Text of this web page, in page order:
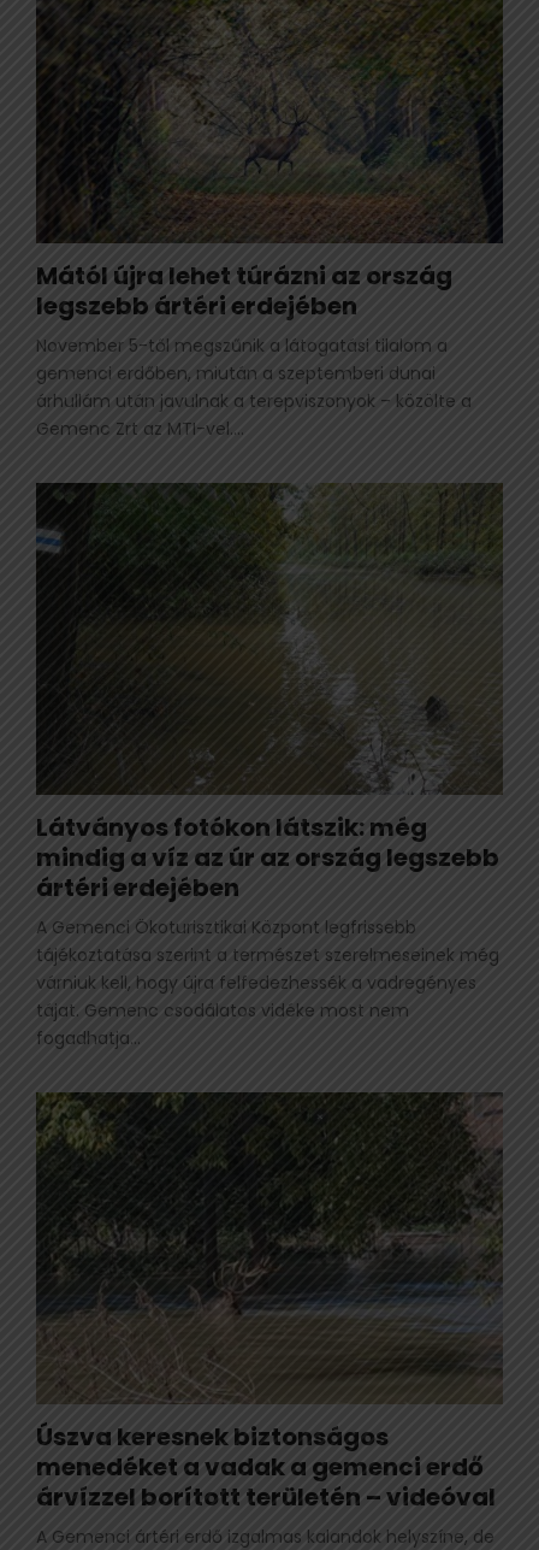
Mától újra lehet túrázni az ország
legszebb ártéri erdejében
November 5-től megszűnik a látogatási tilalom a
gemenci erdőben, miután a szeptemberi dunai
árhullám után javulnak a terepviszonyok – közölte a
Gemenc Zrt az MTI-vel....
Látványos fotókon látszik: még
mindig a víz az úr az ország legszebb
ártéri erdejében
A Gemenci Ökoturisztikai Központ legfrissebb
tájékoztatása szerint a természet szerelmeseinek még
várniuk kell, hogy újra felfedezhessék a vadregényes
tájat. Gemenc csodálatos vidéke most nem
fogadhatja...
Úszva keresnek biztonságos
menedéket a vadak a gemenci erdő
árvízzel borított területén – videóval
A Gemenci ártéri erdő izgalmas kalandok helyszíne, de